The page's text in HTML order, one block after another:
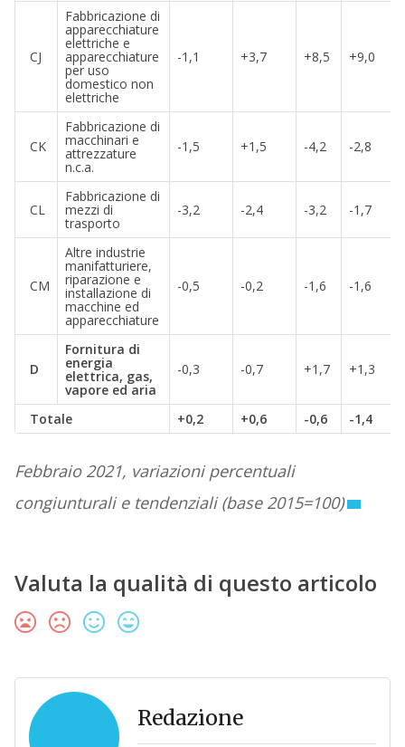
CJ
Fabbricazione di
apparecchiature
elettriche e
apparecchiature
per uso
domestico non
elettriche
-1,1 +3,7 +8,5 +9,0
CK
Fabbricazione di
macchinari e
attrezzature
n.c.a.
-1,5 +1,5 -4,2 -2,8
CL
Fabbricazione di
mezzi di
trasporto
-3,2 -2,4 -3,2 -1,7
CM
Altre industrie
manifatturiere,
riparazione e
installazione di
macchine ed
apparecchiature
-0,5 -0,2 -1,6 -1,6
D
Fornitura di
energia
elettrica, gas,
vapore ed aria
-0,3 -0,7 +1,7 +1,3
Totale +0,2 +0,6 -0,6 -1,4
Febbraio 2021, variazioni percentuali
congiunturali e tendenziali (base 2015=100)
Valuta la qualità di questo articolo
Redazione